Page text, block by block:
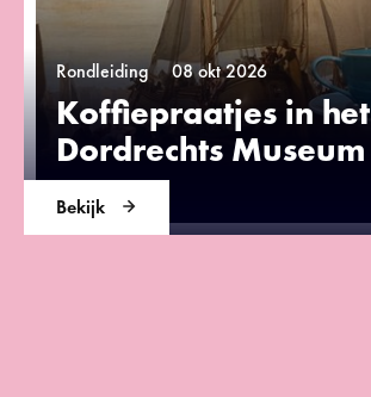
Koffiepraatjes in het
Dordrechts Museum
Rondleiding 08 okt 2026
Bekijk